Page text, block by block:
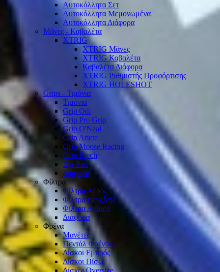
Αυτοκόλλητα Σετ
Αυτοκόλλητα Μεμονωμένα
Αυτοκόλλητα Διάφορα
Μάνες - Καβαλέτα
XTRIG
XTRIG Μάνες
XTRIG Καβαλέτα
Καβαλέτα Διάφορα
XTRIG Ρυθμιστής Προφόρτισης
XTRIG HOLESHOT
Grips - Τιμόνια
Τιμόνια
Grip Odi
Grip Pro Grip
Grip O'Neal
Grip Ariete
Grip Moose Racing
Grip Rtech
Bar Pad
Διάφορα
Φίλτρα
Φίλτρα Αέρος
Φίλτρα Βενζίνης
Φίλτρα Λαδιού
Διάφορα
Φρένα
Μανέτες
Πεντάλ Φρένου
Δίσκοι Εμπρός
Δίσκοι Πίσω
Δίσκοι Oversize